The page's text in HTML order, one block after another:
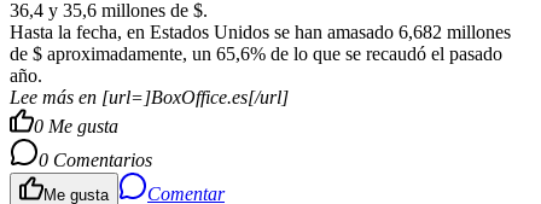
36,4 y 35,6 millones de $.
Hasta la fecha, en Estados Unidos se han amasado 6,682 millones
de $ aproximadamente, un 65,6% de lo que se recaudó el pasado
año.
Lee más en [url=]BoxOffice.es[/url]
0 Me gusta
0 Comentarios
Me gusta Comentar